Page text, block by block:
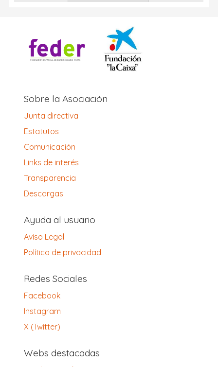
Sobre la Asociación
Junta directiva
Estatutos
Comunicación
Links de interés
Transparencia
Descargas
Ayuda al usuario
Aviso Legal
Política de privacidad
Redes Sociales
Facebook
Instagram
X (Twitter)
Webs destacadas